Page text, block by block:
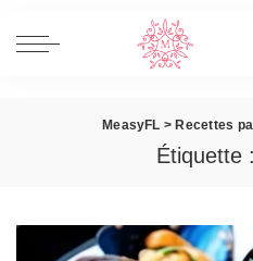
MeasyFL > Recettes
Étiquette :